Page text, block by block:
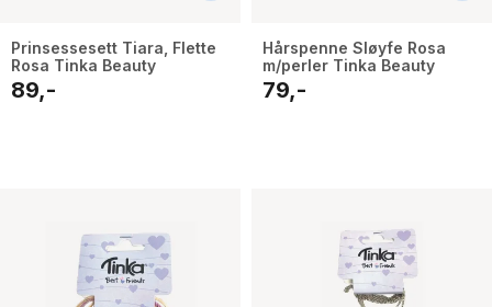
Prinsessesett Tiara, Flette
Rosa Tinka Beauty
89,-
Hårspenne Sløyfe Rosa
m/perler Tinka Beauty
79,-